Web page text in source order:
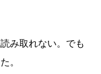
み取れない。でも
。